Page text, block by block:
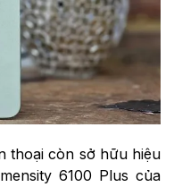
thoại còn sở hữu hiệu
6100 Plus của